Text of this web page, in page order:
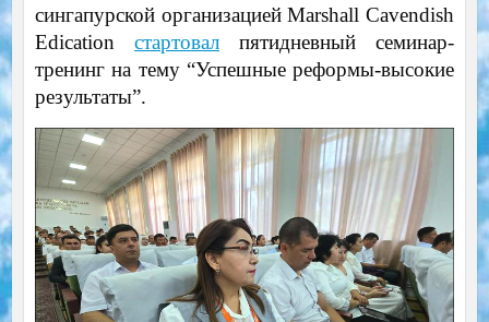
сингапурской организацией Marshall Cavendish
Edication стартовалпятидневный семинар-
тренинг на тему “Успешные реформы-высокие
результаты”.